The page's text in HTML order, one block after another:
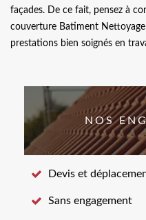
façades. De ce fait, pensez à
couverture Batiment
prestations bien soignés en
NOS
Devis et
Sans engagement